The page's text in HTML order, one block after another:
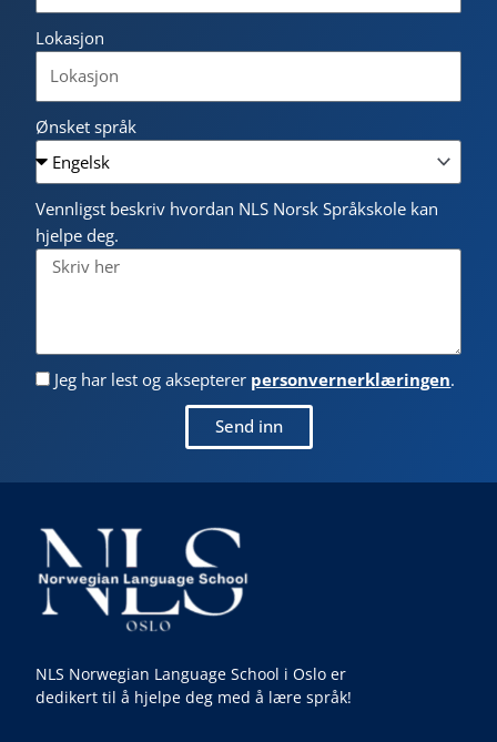
Lokasjon
Ønsket språk
Vennligst beskriv hvordan NLS Norsk Språkskole kan
hjelpe deg.
Jeg har lest og aksepterer personvernerklæringen.
Send inn
NLS Norwegian Language School i Oslo er
dedikert til å hjelpe deg med å lære språk!